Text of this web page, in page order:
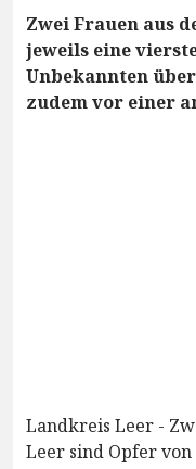
Zwei Frauen aus
jeweils eine
Unbekannten
zudem vor einer
Landkreis Leer -
Leer sind Opfer